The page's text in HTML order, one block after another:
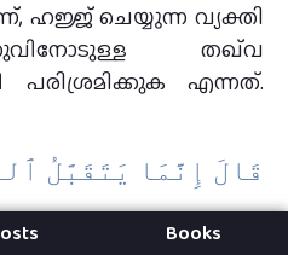
ഹജ്ജ് ചെയ്യുന്ന വ്യക്തി
തഖ്‌വ
പരിശ്രമിക്കുക എന്നത്.
قَالَ إِنَّمَا يَتَقَبَّلُ
Books